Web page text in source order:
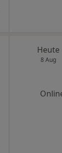
Heute
8 Aug